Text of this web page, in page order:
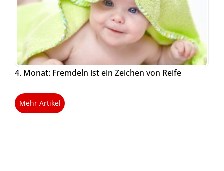
4. Monat: Fremdeln ist ein Zeichen von Reife
Mehr Artikel